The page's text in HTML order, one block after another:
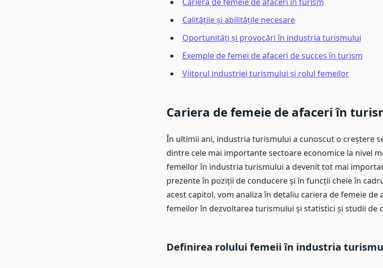
Calitățile și abilitățile necesare
Oportunități și provocări în industria turismului
Exemple de femei de afaceri de succes în turism
Viitorul industriei turismului și rolul femeilor
Cariera de femeie de afaceri în
În ultimii ani, industria turismului a cunoscut o creștere
dintre cele mai importante sectoare economice la nivel
femeilor în industria turismului a devenit tot mai
prezente în poziții de conducere și în funcții cheie în
acest capitol, vom analiza în detaliu cariera de femeie
femeilor în dezvoltarea turismului și statistici și studii de
Definirea rolului femeii în industria